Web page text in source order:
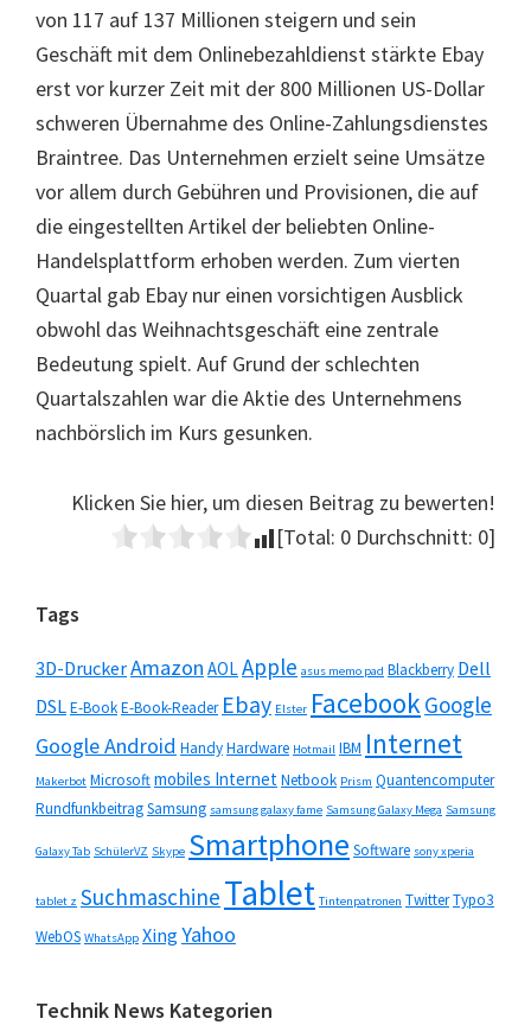
von 117 auf 137 Millionen steigern und sein
Geschäft mit dem Onlinebezahldienst stärkte Ebay
erst vor kurzer Zeit mit der 800 Millionen US-Dollar
schweren Übernahme des Online-Zahlungsdienstes
Braintree. Das Unternehmen erzielt seine Umsätze
vor allem durch Gebühren und Provisionen, die auf
die eingestellten Artikel der beliebten Online-
Handelsplattform erhoben werden. Zum vierten
Quartal gab Ebay nur einen vorsichtigen Ausblick
obwohl das Weihnachtsgeschäft eine zentrale
Bedeutung spielt. Auf Grund der schlechten
Quartalszahlen war die Aktie des Unternehmens
nachbörslich im Kurs gesunken.
Klicken Sie hier, um diesen Beitrag zu bewerten!
[Total: 0 Durchschnitt: 0]
Seitenspalte
Tags
3D-DruckerAmazon AOLApple asus memo pad Blackberry Dell
DSLE-BookE-Book-Reader Ebay Elster FacebookGoogle
Google Android HandyHardware Hotmail IBM Internet
Makerbot Microsoftmobiles InternetNetbook Prism Quantencomputer
RundfunkbeitragSamsung samsung galaxy fame Samsung Galaxy Mega Samsung
Galaxy Tab SchülerVZ Skype Smartphone Software sony xperia
tablet z Suchmaschine Tablet Tintenpatronen TwitterTypo3
WebOS WhatsApp XingYahoo
Technik News Kategorien